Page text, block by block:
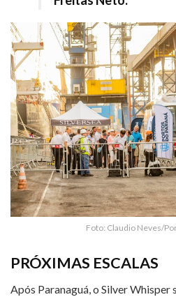
Foto: Claudio Neves/
PRÓXIMAS ESCALAS
Após Paranaguá, o Silver Whisper